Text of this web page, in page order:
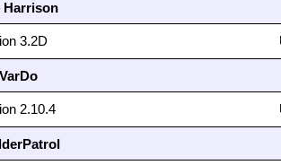
Harrison
3.2D
2.10.4